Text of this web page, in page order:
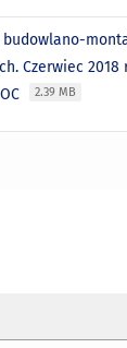
budowlano-
Czerwiec 2018
2.39 MB